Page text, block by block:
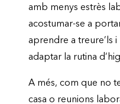
amb menys estrès
acostumar-se a
aprendre a treure’ls
adaptar la rutina
A més, com que no
casa o reunions